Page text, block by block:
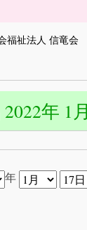
福祉法人 信竜会
2022年 1
年